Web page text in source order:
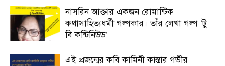
নাসরিন আক্তার একজন রোমান্টিক
কথাসাহিত্যধর্মী গল্পকার। তাঁর লেখা গল্প ‘টু
বি কন্টিনিউড’
এই প্রজন্মের কবি কামিনী কান্তার গভীর